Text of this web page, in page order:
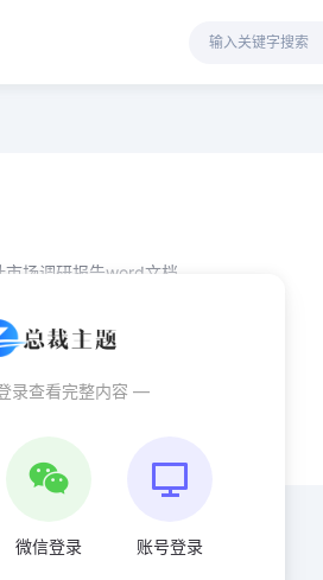
接替换，使用简单方便
录查看完整内容 —
微信登录 账号登录